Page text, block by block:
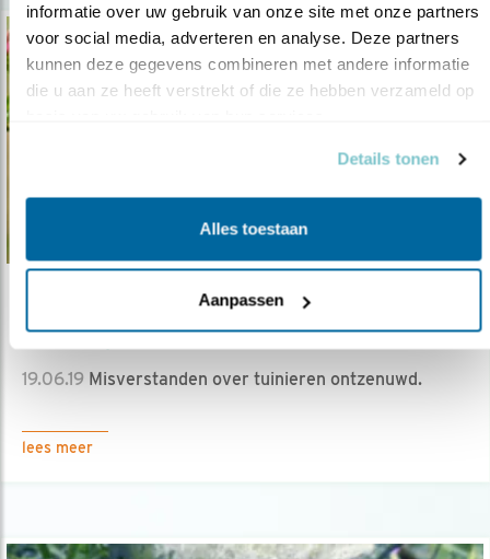
informatie over uw gebruik van onze site met onze partners
voor social media, adverteren en analyse. Deze partners
kunnen deze gegevens combineren met andere informatie
die u aan ze heeft verstrekt of die ze hebben verzameld op
Details tonen
Alles toestaan
Aanpassen
Misverstanden over tuinieren
19.06.19 Misverstanden over tuinieren ontzenuwd.
lees meer